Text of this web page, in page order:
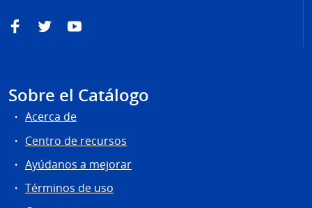
FacebookTwitterYouTube
Sobre el Catálogo
Acerca de
Centro de recursos
Ayúdanos a mejorar
Términos de uso